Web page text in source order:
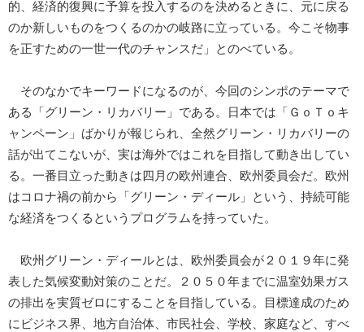
的、経済的復興に予算を投入するのを決めるときに、元に戻る
のか新しいものをつくるのかの岐路に立っている。今こそ物事
を正すための一世一代のチャンスだ」とのべている。
そのなかでキーワードになるのが、今回のシンポのテーマで
ある「グリーン・リカバリー」である。日本では「ＧｏＴｏキ
ャンペーン」ばかりが報じられ、全然グリーン・リカバリーの
話が出てこないが、実は海外ではこれを目指して動き出してい
る。一番目立った動きは四月の欧州連合、欧州委員会だ。欧州
はコロナ禍の前から「グリーン・ディール」という、持続可能
な経済をつくるというプログラムを持っていた。
欧州グリーン・ディールとは、欧州委員会が２０１９年に発
表した気候変動対策のことだ。２０５０年までに温室効果ガス
の排出を実質ゼロにすることを目指している。目標達成のため
にビジネス界、地方自治体、市民社会、学校、家庭など、すべ